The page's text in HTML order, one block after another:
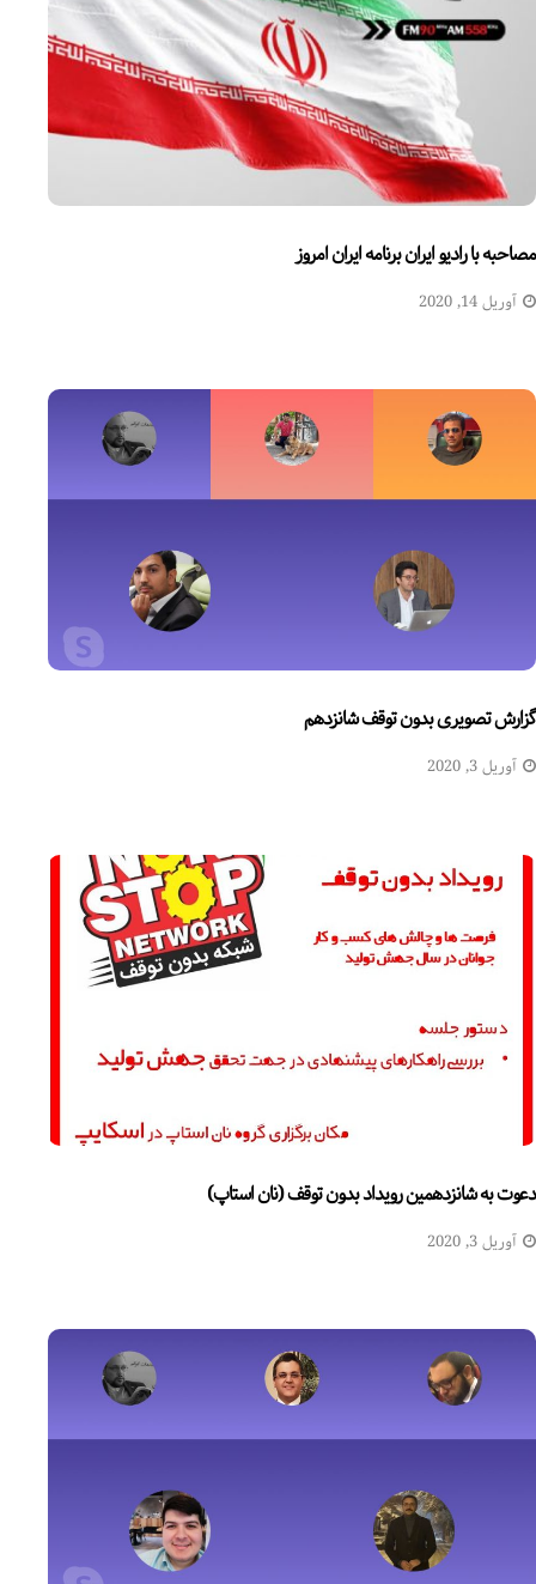
مصاحبه با رادیو ایران برنامه ایران امروز
آوریل 14, 2020
گزارش تصویری بدون توقف شانزدهم
آوریل 3, 2020
دعوت به شانزدهمین رویداد بدون توقف (نان استاپ)
آوریل 3, 2020